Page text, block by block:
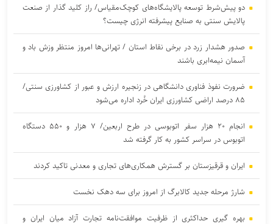
دو پیش‌شرط توسعه پالایشگاه‌های کوچک‌مقیاس/ راز کلید گذار از صنعت
پالایش سنتی به صنایع پیشرفته انرژی چیست؟
صدور هشدار زرد در برخی نقاط استان / تهرانی‌ها امروز منتظر وزش باد و
آسمان نیمه‌ابری باشند
ضرورت نفوذ فناوری دانشگاهی در زنجیره ارزش و عبور از کشاورزی سنتی/
۸۵ درصد اراضی کشاورزی ایران خُرد اداره می‌شود
انجام ۲۰ هزار سفر اتوبوسی در طرح اربعین/ ۷ هزار و ۵۵۰ دستگاه
اتوبوس در سراسر کشور به کار گرفته شد
ایران و قرقیزستان بر گسترش همکاری‌های تجاری و معدنی تاکید کردند
شارژ مرحله جدید کالابرگ از امروز برای سه دهک نخست
بهره گیری حداکثری از ظرفیت موافقت‌نامه تجارت آزاد میان ایران و